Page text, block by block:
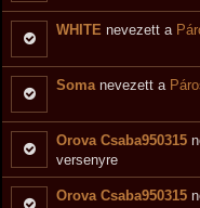
WHITE nevezett a
Somanevezett a
Orova Csaba950315
versenyre
Orova Csaba950315